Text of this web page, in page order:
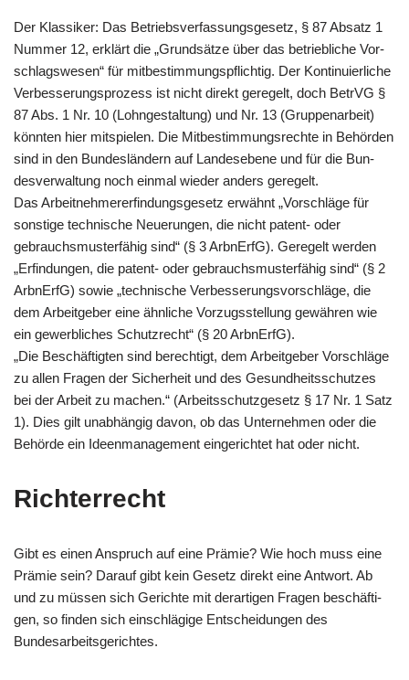
Der Klas­si­ker: Das Betriebs­ver­fas­sungs­ge­setz, § 87 Absatz 1
Num­mer 12, erklärt die „Grund­sät­ze über das betrieb­li­che Vor­
schlags­we­sen“ für mit­be­stim­mungs­pflich­tig. Der Kon­ti­nu­ier­li­che
Ver­bes­se­rungs­pro­zess ist nicht direkt gere­gelt, doch BetrVG §
87 Abs. 1 Nr. 10 (Lohn­ge­stal­tung) und Nr. 13 (Grup­pen­ar­beit)
könn­ten hier mit­spie­len. Die Mit­be­stim­mungs­rech­te in Behör­den
sind in den Bun­des­län­dern auf Lan­des­ebe­ne und für die Bun­
des­ver­wal­tung noch ein­mal wie­der anders geregelt.
Das Arbeit­neh­mer­er­fin­dungs­ge­setz erwähnt „Vor­schlä­ge für
son­sti­ge tech­ni­sche Neue­run­gen, die nicht patent- oder
gebrauchs­mu­ster­fä­hig sind“ (§ 3 Arb­nErfG). Gere­gelt wer­den
„Erfin­dun­gen, die patent- oder gebrauchs­mu­ster­fä­hig sind“ (§ 2
Arb­nErfG) sowie „tech­ni­sche Ver­bes­se­rungs­vor­schlä­ge, die
dem Arbeit­ge­ber eine ähn­li­che Vor­zugs­stel­lung gewäh­ren wie
ein gewerb­li­ches Schutz­recht“ (§ 20 ArbnErfG).
„Die Beschäf­tig­ten sind berech­tigt, dem Arbeit­ge­ber Vor­schlä­ge
zu allen Fra­gen der Sicher­heit und des Gesund­heits­schut­zes
bei der Arbeit zu machen.“ (Arbeits­schutz­ge­setz § 17 Nr. 1 Satz
1). Dies gilt unab­hän­gig davon, ob das Unter­neh­men oder die
Behör­de ein Ideen­ma­nage­ment ein­ge­rich­tet hat oder nicht.
Richterrecht
Gibt es einen Anspruch auf eine Prä­mie? Wie hoch muss eine
Prä­mie sein? Dar­auf gibt kein Gesetz direkt eine Ant­wort. Ab
und zu müs­sen sich Gerich­te mit der­ar­ti­gen Fra­gen beschäf­ti­
gen, so fin­den sich ein­schlä­gi­ge Ent­schei­dun­gen des
Bundesarbeitsgerichtes.